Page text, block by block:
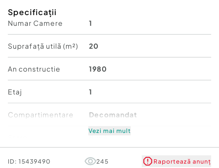
Specificații
Numar Camere 1
Suprafață utilă (m²) 20
An constructie 1980
Etaj 1
Compartimentare Decomandat
Comfort 1
Vezi mai mult
ID: 15439490 245 Raportează anunț